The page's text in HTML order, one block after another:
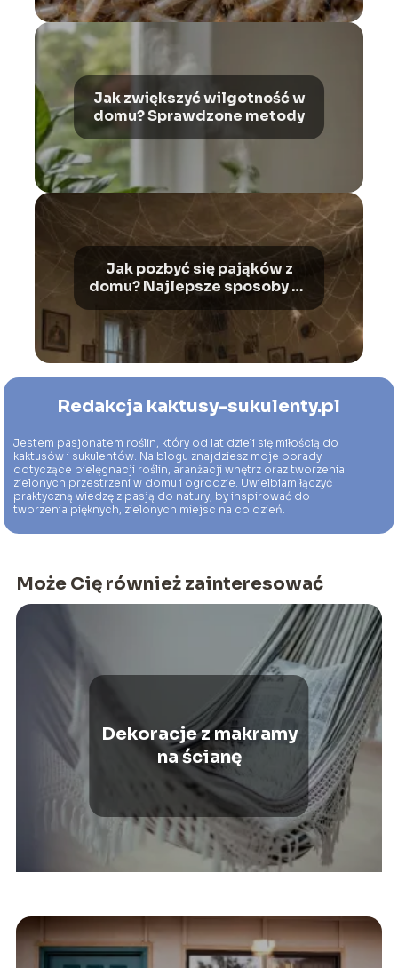
Jak zwiększyć wilgotność w
domu? Sprawdzone metody
Jak pozbyć się pająków z
domu? Najlepsze sposoby na
Redakcja kaktusy-sukulenty.pl
Jestem pasjonatem roślin, który od lat dzieli się miłością do
kaktusów i sukulentów. Na blogu znajdziesz moje porady
dotyczące pielęgnacji roślin, aranżacji wnętrz oraz tworzenia
zielonych przestrzeni w domu i ogrodzie. Uwielbiam łączyć
praktyczną wiedzę z pasją do natury, by inspirować do
tworzenia pięknych, zielonych miejsc na co dzień.
Może Cię również zainteresować
Dekoracje z makramy
na ścianę